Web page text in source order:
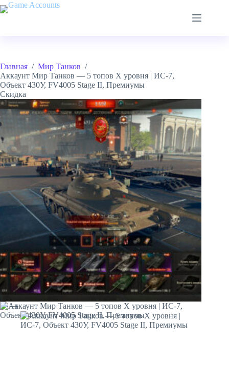
Перейти
к
Главная / Мир Танков /
Аккаунт Мир Танков — 5 топов X уровня | ИС-7,
Объект 430У, FV4005 Stage II, Премиумы
Скидка